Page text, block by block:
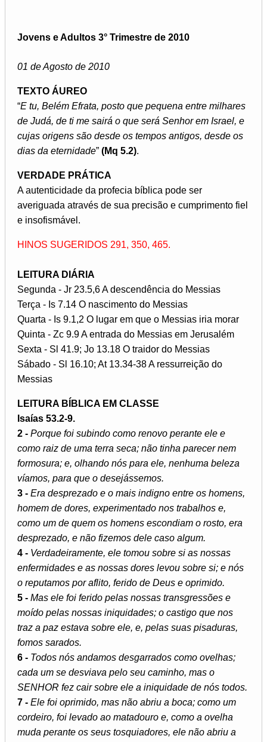
Jovens e Adultos 3° Trimestre de 2010
01 de Agosto de 2010
TEXTO ÁUREO
“E tu, Belém Efrata, posto que pequena entre milhares
de Judá, de ti me sairá o que será Senhor em Israel, e
cujas origens são desde os tempos antigos, desde os
dias da eternidade” (Mq 5.2).
VERDADE PRÁTICA
A autenticidade da profecia bíblica pode ser
averiguada através de sua precisão e cumprimento fiel
e insofismável.
HINOS SUGERIDOS 291, 350, 465.
LEITURA DIÁRIA
Segunda - Jr 23.5,6 A descendência do Messias
Terça - Is 7.14 O nascimento do Messias
Quarta - Is 9.1,2 O lugar em que o Messias iria morar
Quinta - Zc 9.9 A entrada do Messias em Jerusalém
Sexta - Sl 41.9; Jo 13.18 O traidor do Messias
Sábado - Sl 16.10; At 13.34-38 A ressurreição do
Messias
LEITURA BÍBLICA EM CLASSE
Isaías 53.2-9.
2 - Porque foi subindo como renovo perante ele e
como raiz de uma terra seca; não tinha parecer nem
formosura; e, olhando nós para ele, nenhuma beleza
víamos, para que o desejássemos.
3 - Era desprezado e o mais indigno entre os homens,
homem de dores, experimentado nos trabalhos e,
como um de quem os homens escondiam o rosto, era
desprezado, e não fizemos dele caso algum.
4 - Verdadeiramente, ele tomou sobre si as nossas
enfermidades e as nossas dores levou sobre si; e nós
o reputamos por aflito, ferido de Deus e oprimido.
5 - Mas ele foi ferido pelas nossas transgressões e
moído pelas nossas iniquidades; o castigo que nos
traz a paz estava sobre ele, e, pelas suas pisaduras,
fomos sarados.
6 - Todos nós andamos desgarrados como ovelhas;
cada um se desviava pelo seu caminho, mas o
SENHOR fez cair sobre ele a iniquidade de nós todos.
7 - Ele foi oprimido, mas não abriu a boca; como um
cordeiro, foi levado ao matadouro e, como a ovelha
muda perante os seus tosquiadores, ele não abriu a